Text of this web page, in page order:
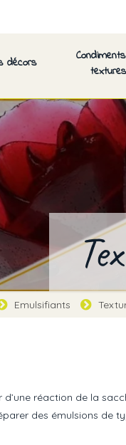
décors
textures
Emulsifiants
réaction de la
des émulsions de